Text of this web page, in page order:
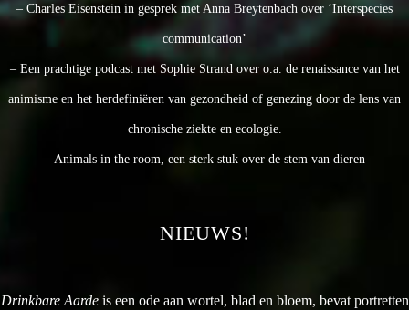
– Charles Eisenstein in gesprek met Anna Breytenbach over ‘Interspecies
communication’
– Een prachtige podcast met Sophie Strand over o.a. de renaissance van het
animisme en het herdefiniëren van gezondheid of genezing door de lens van
chronische ziekte en ecologie.
– Animals in the room, een sterk stuk over de stem van dieren
NIEUWS!
Drinkbare Aarde is een ode aan wortel, blad en bloem, bevat portretten